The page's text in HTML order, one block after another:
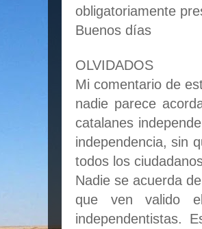
obligatoriamente
Buenos días
OLVIDADOS
Mi comentario de
nadie parece
catalanes
independencia, sin
todos los
Nadie se acuerda
que ven valido
independentistas.